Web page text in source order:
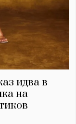
идва в
на